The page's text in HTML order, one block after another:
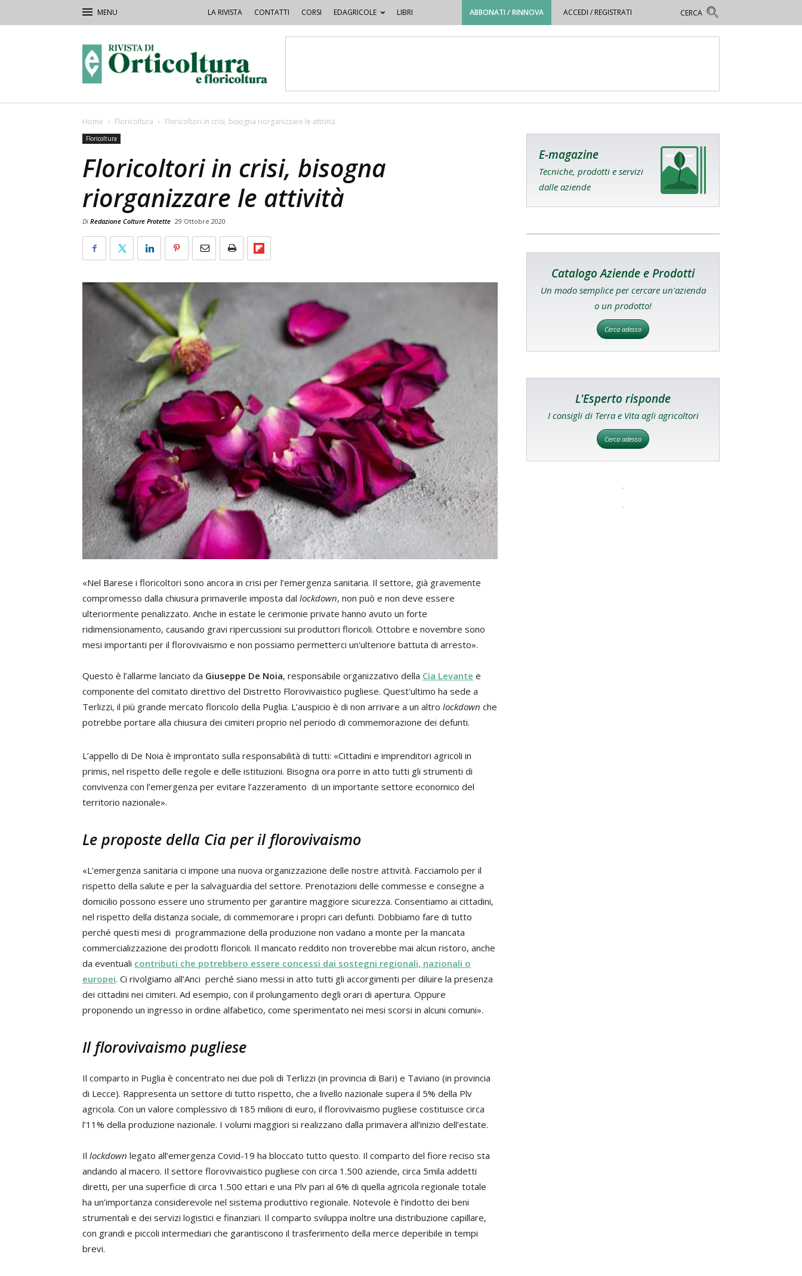
LA RIVISTA CONTATTI CORSI EDAGRICOLE LIBRI ABBONATI / RINNOVA ACCEDI / REGISTRATI
Orticoltura
Home Floricoltura Floricoltori in crisi, bisogna riorganizzare le attività
Floricoltura
Floricoltori in crisi, bisogna
riorganizzare le attività
Di Redazione Colture Protette 29 Ottobre 2020
«Nel Barese i floricoltori sono ancora in crisi per l’emergenza sanitaria. Il settore, già gravemente
compromesso dalla chiusura primaverile imposta dal lockdown, non può e non deve essere
ulteriormente penalizzato. Anche in estate le cerimonie private hanno avuto un forte
ridimensionamento, causando gravi ripercussioni sui produttori floricoli. Ottobre e novembre sono
mesi importanti per il florovivaismo e non possiamo permetterci un'ulteriore battuta di arresto».
Questo è l’allarme lanciato da Giuseppe De Noia, responsabile organizzativo della Cia Levante e
componente del comitato direttivo del Distretto Florovivaistico pugliese. Quest'ultimo ha sede a
Terlizzi, il più grande mercato floricolo della Puglia. L’auspicio è di non arrivare a un altro lockdown che
potrebbe portare alla chiusura dei cimiteri proprio nel periodo di commemorazione dei defunti.
L’appello di De Noia è improntato sulla responsabilità di tutti: «Cittadini e imprenditori agricoli in
primis, nel rispetto delle regole e delle istituzioni. Bisogna ora porre in atto tutti gli strumenti di
convivenza con l’emergenza per evitare l’azzeramento di un importante settore economico del
territorio nazionale».
Le proposte della Cia per il florovivaismo
«L’emergenza sanitaria ci impone una nuova organizzazione delle nostre attività. Facciamolo per il
rispetto della salute e per la salvaguardia del settore. Prenotazioni delle commesse e consegne a
domicilio possono essere uno strumento per garantire maggiore sicurezza. Consentiamo ai cittadini,
nel rispetto della distanza sociale, di commemorare i propri cari defunti. Dobbiamo fare di tutto
perché questi mesi di programmazione della produzione non vadano a monte per la mancata
commercializzazione dei prodotti floricoli. Il mancato reddito non troverebbe mai alcun ristoro, anche
da eventuali contributi che potrebbero essere concessi dai sostegni regionali, nazionali o
europei. Ci rivolgiamo all’Anci perché siano messi in atto tutti gli accorgimenti per diluire la presenza
dei cittadini nei cimiteri. Ad esempio, con il prolungamento degli orari di apertura. Oppure
proponendo un ingresso in ordine alfabetico, come sperimentato nei mesi scorsi in alcuni comuni».
Il florovivaismo pugliese
Il comparto in Puglia è concentrato nei due poli di Terlizzi (in provincia di Bari) e Taviano (in provincia
di Lecce). Rappresenta un settore di tutto rispetto, che a livello nazionale supera il 5% della Plv
agricola. Con un valore complessivo di 185 milioni di euro, il florovivaismo pugliese costituisce circa
l’11% della produzione nazionale. I volumi maggiori si realizzano dalla primavera all’inizio dell’estate.
Il lockdown legato all’emergenza Covid-19 ha bloccato tutto questo. Il comparto del fiore reciso sta
andando al macero. Il settore florovivaistico pugliese con circa 1.500 aziende, circa 5mila addetti
diretti, per una superficie di circa 1.500 ettari e una Plv pari al 6% di quella agricola regionale totale
ha un’importanza considerevole nel sistema produttivo regionale. Notevole è l’indotto dei beni
strumentali e dei servizi logistici e finanziari. Il comparto sviluppa inoltre una distribuzione capillare,
con grandi e piccoli intermediari che garantiscono il trasferimento della merce deperibile in tempi
brevi.
E-magazine
Tecniche, prodotti e servizi
dalle aziende
Catalogo Aziende e Prodotti
Un modo semplice per cercare un'azienda
o un prodotto!
Cerca adesso
L'Esperto risponde
I consigli di Terra e Vita agli agricoltori
Cerca adesso